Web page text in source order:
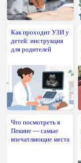
Как проходит УЗИ у
детей: инструкция
для родителей
Что посмотреть в
Пекине — самые
впечатляющие места